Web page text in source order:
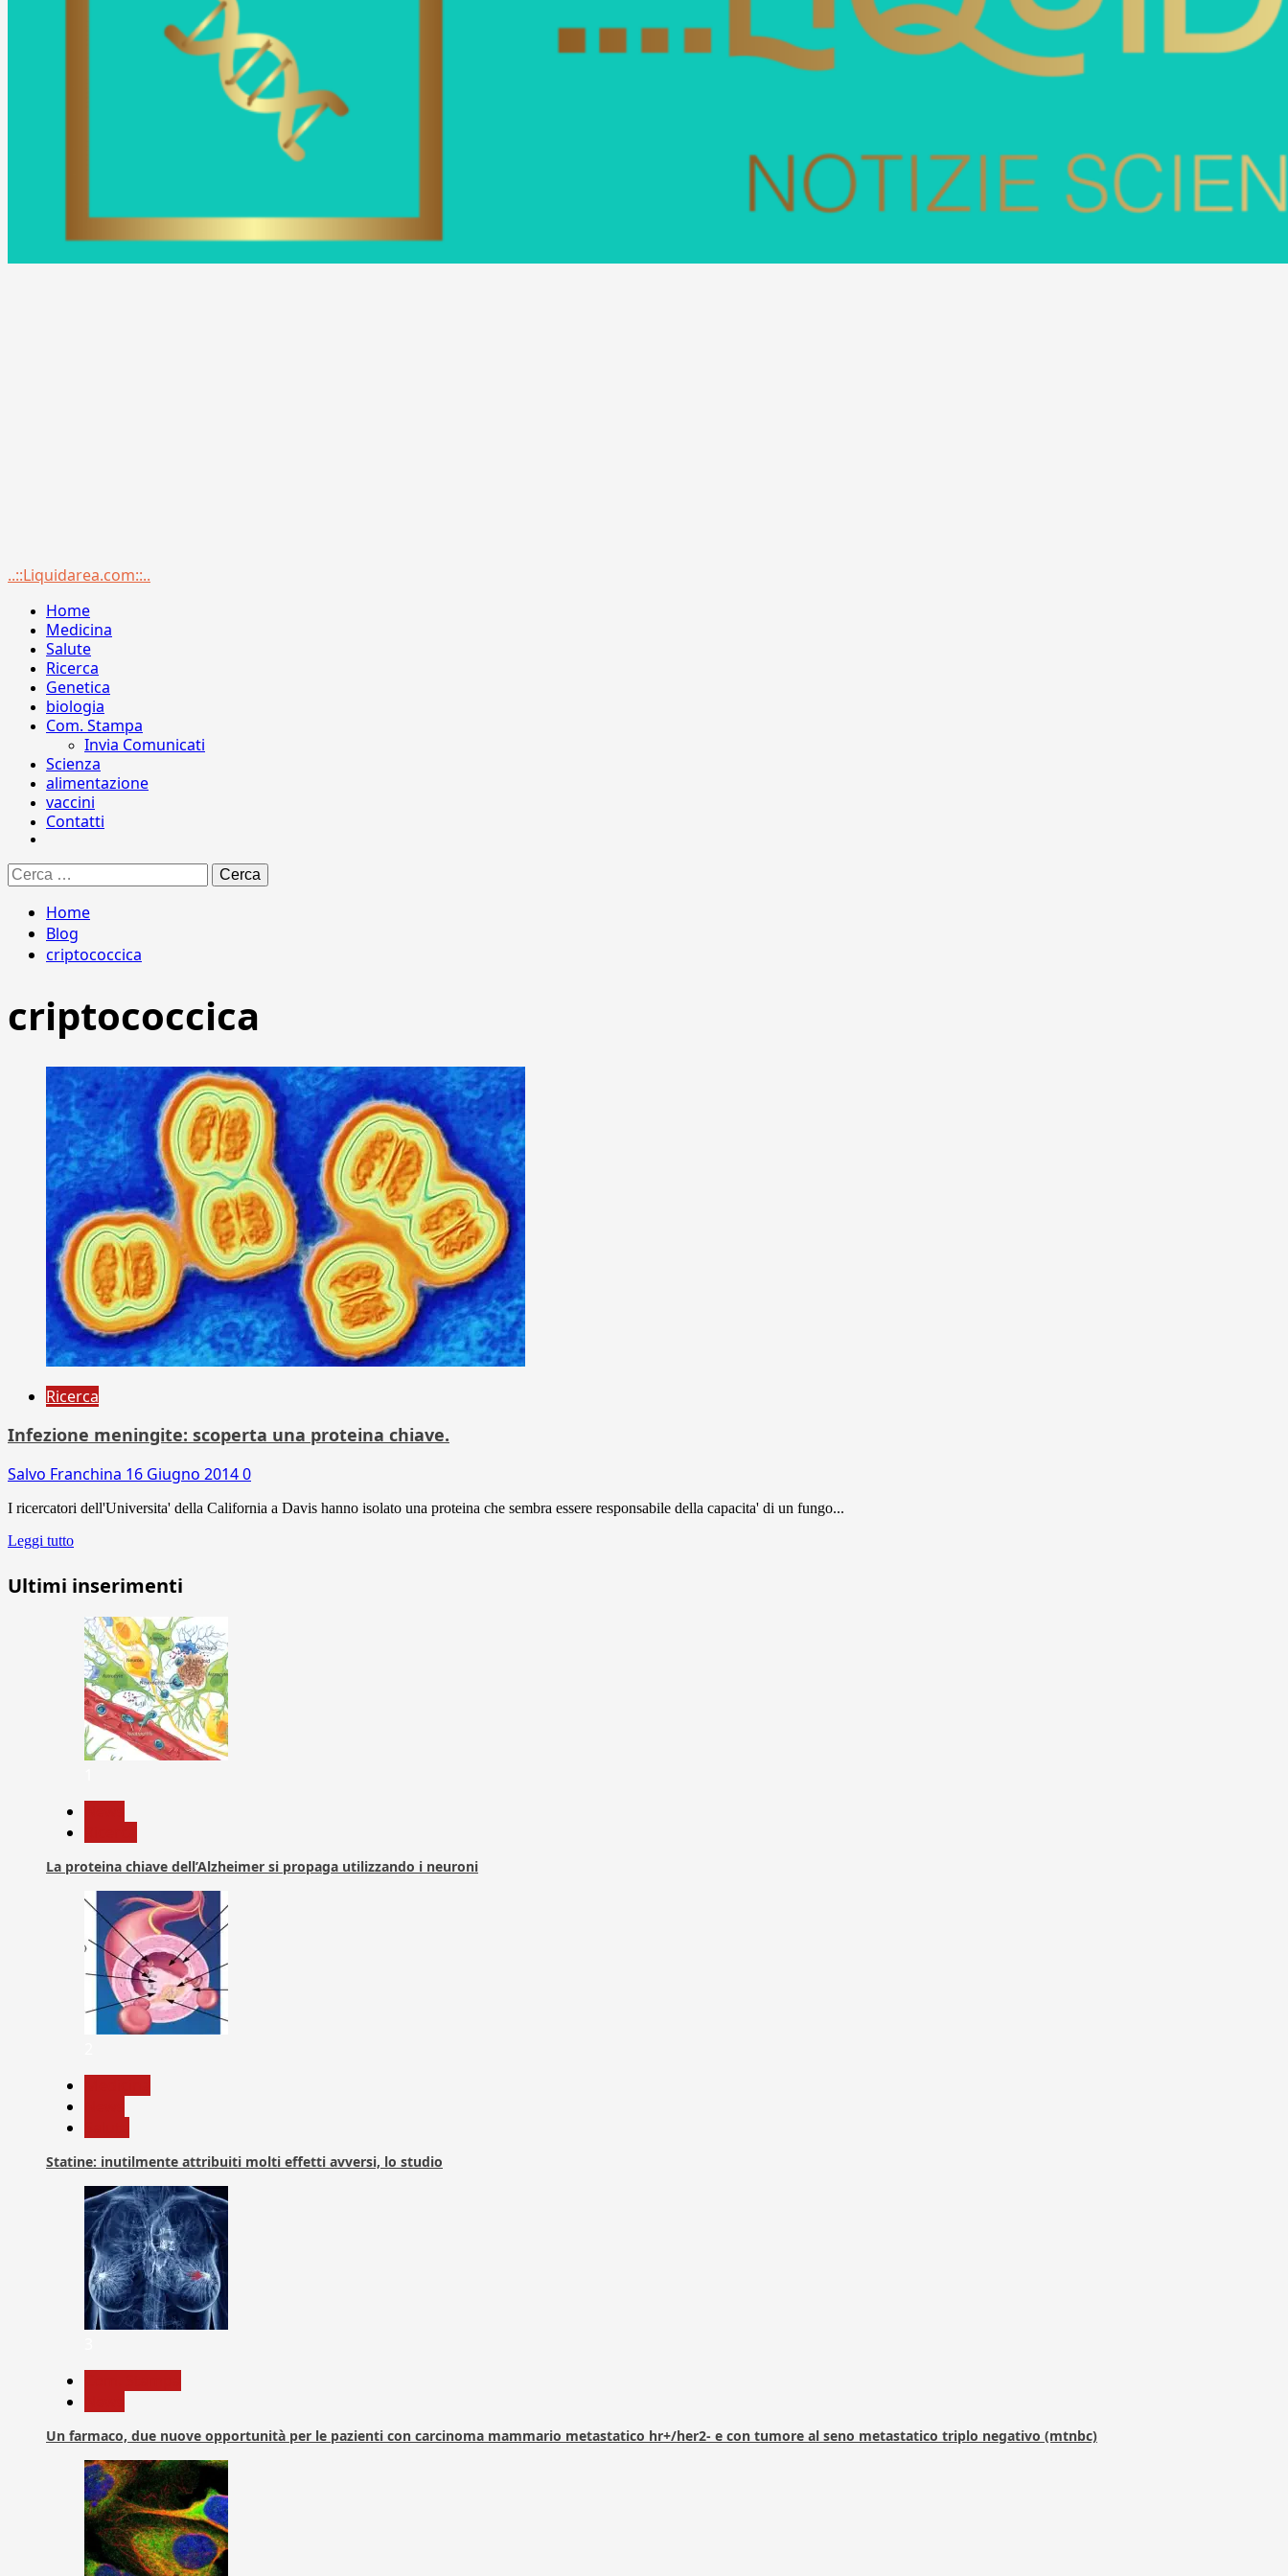
Menu
..::Liquidarea.com::..
Home
Medicina
Salute
Ricerca
Genetica
biologia
Com. Stampa
Invia Comunicati
Scienza
alimentazione
vaccini
Contatti
Ricerca
per:
Home
Blog
criptococcica
criptococcica
Ricerca
Infezione meningite: scoperta una proteina chiave.
Salvo Franchina 16 Giugno 20140
I ricercatori dell'Universita' della California a Davis hanno isolato una proteina che sembra essere responsabile della capacita' di un fungo...
Leggi tutto
Ultimi inserimenti
La proteina chiave dell’Alzheimer si propaga utilizzando i neuroni
Statine: inutilmente attribuiti molti effetti avversi, lo studio
Un farmaco, due nuove opportunità per le pazienti con carcinoma mammario metastatico hr+/her2- e con tumore al seno metastatico triplo negativo (mtnbc)